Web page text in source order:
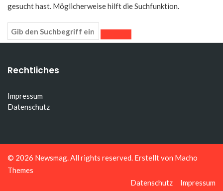
gesucht hast. Möglicherweise hilft die Suchfunktion.
Rechtliches
Impressum
Datenschutz
© 2026 Newsmag . All rights reserved. Erstellt von Macho
Themes
Datenschutz
Impressum